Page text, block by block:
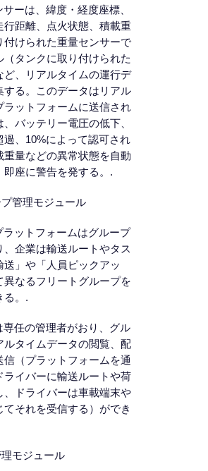
ーは、緯度・経度座標、
行距離、点火状態、積載重
付けられた重量センサーで
タンクに取り付けられた
ど、リアルタイムの運行デ
する。このデータはリアル
ラットフォームに送信され
バッテリー電圧の低下、
、10%によって認可され
重量などの異常状態を自動
即座に警告を発する。.
管理モジュール
ラットフォームはグループ
企業は輸送ルートやタス
送」や「人員ピックアッ
異なるフリートグループを
る。.
専任の管理者がおり、グル
ルタイムデータの閲覧、配
（プラットフォームを通
ライバーに輸送ルートや荷
、ドライバーは車載端末や
それを受信する）ができ
モジュール